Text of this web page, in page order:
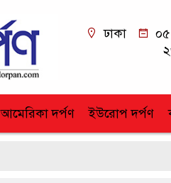
ঢাকা
আমেরিকা দর্পণ ইউরোপ দর্পণ